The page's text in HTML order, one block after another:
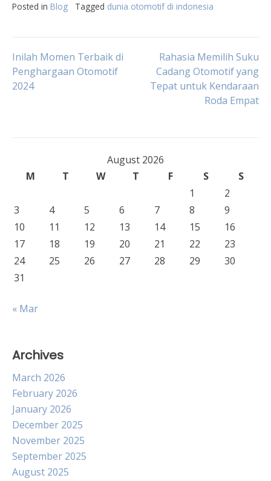
Posted in Blog Tagged dunia otomotif di indonesia
Post
navigation
Inilah Momen Terbaik di
Penghargaan Otomotif
2024
Rahasia Memilih Suku
Cadang Otomotif yang
Tepat untuk Kendaraan
Roda Empat
August 2026
M
T W T F S
S
1
2
3
4 5 6 7 8
9
10
11 12 13 14 15
16
17
18 19 20 21 22
23
24
25 26 27 28 29
30
31
« Mar
Archives
March 2026
February 2026
January 2026
December 2025
November 2025
September 2025
August 2025